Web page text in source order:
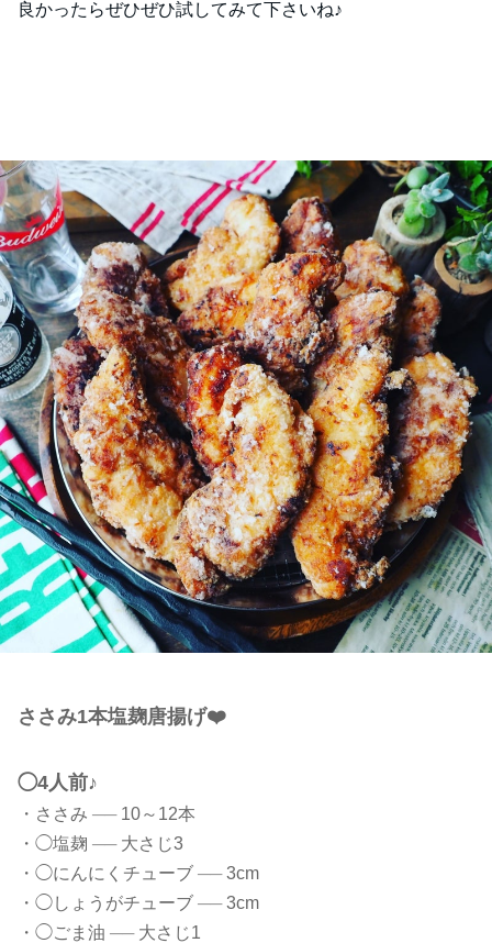
良かったらぜひぜひ試してみて下さいね♪
ささみ1本塩麹唐揚げ❤️
◯4人前♪
・ささみ ──10～12本
・◯塩麹 ──大さじ3
・◯にんにくチューブ ──3cm
・◯しょうがチューブ ──3cm
・◯ごま油 ──大さじ1